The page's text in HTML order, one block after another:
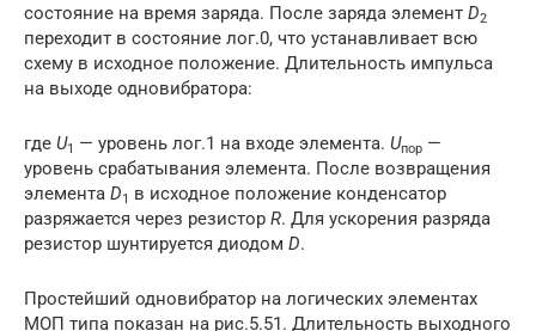
состояние на время заряда. После заряда элемент D2
переходит в состояние лог.0, что устанавливает всю
схему в исходное положение. Длительность импульса
на выходе одновибратора:
где U1 — уровень лог.1 на входе элемента. Uпор —
уровень срабатывания элемента. После возвращения
элемента D1 в исходное положение конденсатор
разряжается через резистор R. Для ускорения разряда
резистор шунтируется диодом D.
Простейший одновибратор на логических элементах
МОП типа показан на рис.5.51. Длительность выходного